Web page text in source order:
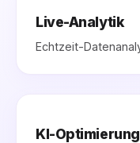
Live-Analytik
Echtzeit-
KI-Optimierung